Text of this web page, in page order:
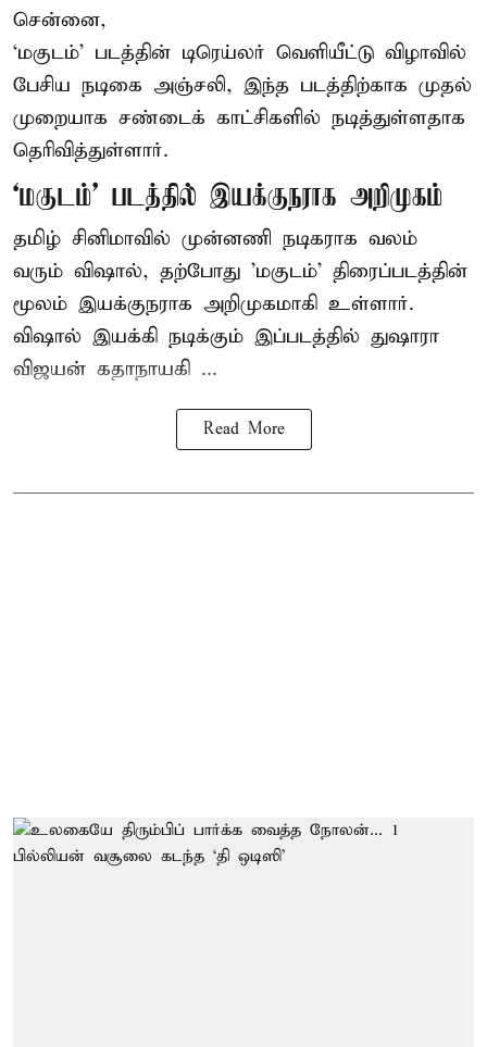
சென்னை,
‘மகுடம்’ படத்தின் டிரெய்லர் வெளியீட்டு விழாவில்
பேசிய நடிகை அஞ்சலி, இந்த படத்திற்காக முதல்
முறையாக சண்டைக் காட்சிகளில் நடித்துள்ளதாக
தெரிவித்துள்ளார்.
‘மகுடம்’ படத்தில் இயக்குநராக அறிமுகம்
தமிழ் சினிமாவில் முன்னணி நடிகராக வலம்
வரும் விஷால், தற்போது 'மகுடம்' திரைப்படத்தின்
மூலம் இயக்குநராக அறிமுகமாகி உள்ளார்.
விஷால் இயக்கி நடிக்கும் இப்படத்தில் துஷாரா
விஜயன் கதாநாயகி ...
Read More